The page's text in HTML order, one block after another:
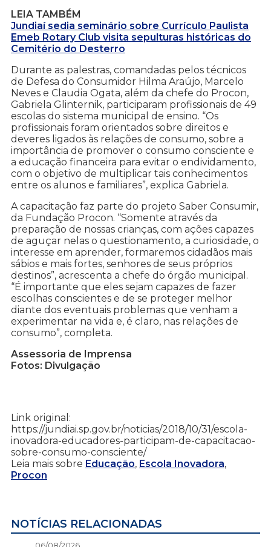
LEIA TAMBÉM
Jundiaí sedia seminário sobre Currículo Paulista
Emeb Rotary Club visita sepulturas históricas do
Cemitério do Desterro
Durante as palestras, comandadas pelos técnicos
de Defesa do Consumidor Hilma Araújo, Marcelo
Neves e Claudia Ogata, além da chefe do Procon,
Gabriela Glinternik, participaram profissionais de 49
escolas do sistema municipal de ensino. “Os
profissionais foram orientados sobre direitos e
deveres ligados às relações de consumo, sobre a
importância de promover o consumo consciente e
a educação financeira para evitar o endividamento,
com o objetivo de multiplicar tais conhecimentos
entre os alunos e familiares”, explica Gabriela.
A capacitação faz parte do projeto Saber Consumir,
da Fundação Procon. “Somente através da
preparação de nossas crianças, com ações capazes
de aguçar nelas o questionamento, a curiosidade, o
interesse em aprender, formaremos cidadãos mais
sábios e mais fortes, senhores de seus próprios
destinos”, acrescenta a chefe do órgão municipal.
“É importante que eles sejam capazes de fazer
escolhas conscientes e de se proteger melhor
diante dos eventuais problemas que venham a
experimentar na vida e, é claro, nas relações de
consumo”, completa.
Assessoria de Imprensa
Fotos: Divulgação
Link original:
https://jundiai.sp.gov.br/noticias/2018/10/31/escola-
inovadora-educadores-participam-de-capacitacao-
sobre-consumo-consciente/
Leia mais sobre Educação, Escola Inovadora,
Procon
NOTÍCIAS RELACIONADAS